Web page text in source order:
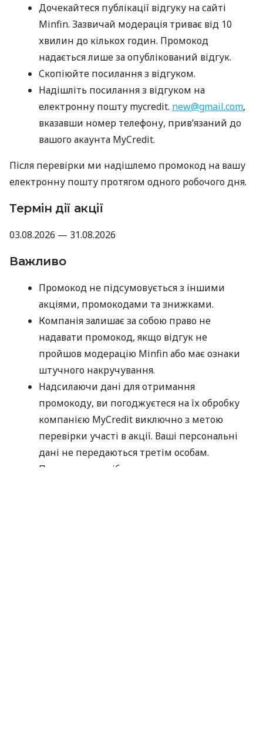
Дочекайтеся публікації відгуку на сайті
Minfin. Зазвичай модерація триває від 10
хвилин до кількох годин. Промокод
надається лише за опублікований відгук.
Скопіюйте посилання з відгуком.
Надішліть посилання з відгуком на
електронну пошту mycredit. new@gmail.com,
вказавши номер телефону, прив’язаний до
вашого акаунта MyCredit.
Після перевірки ми надішлемо промокод на вашу
електронну пошту протягом одного робочого дня.
Термін дії акції
03.08.2026 — 31.08.2026
Важливо
Промокод не підсумовується з іншими
акціями, промокодами та знижками.
Компанія залишає за собою право не
надавати промокод, якщо відгук не
пройшов модерацію Minfin або має ознаки
штучного накручування.
Надсилаючи дані для отримання
промокоду, ви погоджуєтеся на їх обробку
компанією MyCredit виключно з метою
перевірки участі в акції. Ваші персональні
дані не передаються третім особам.
Промокод потрібно використати до